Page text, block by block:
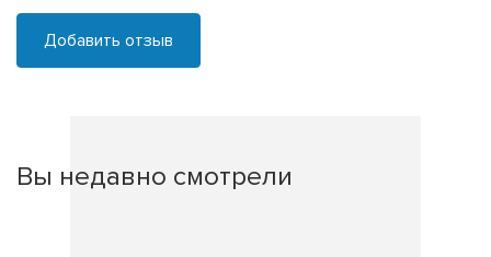
Добавить отзыв
Вы недавно смотрели